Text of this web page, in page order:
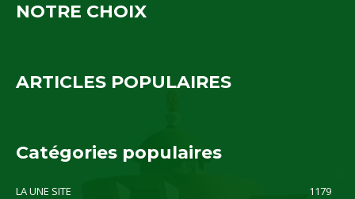
NOTRE CHOIX
ARTICLES POPULAIRES
Catégories populaires
LA UNE SITE
1179